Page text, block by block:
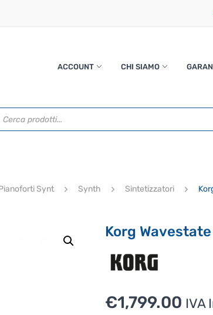
ACCOUNT CHI SIAMO
Synt Synth Sintetizzatori
Korg
€1,799.00 IVA